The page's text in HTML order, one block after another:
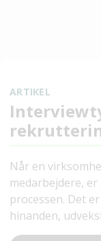
ARTIKEL
Når en
medarbejdere,
processen. Det
hinanden,
er grundlag for